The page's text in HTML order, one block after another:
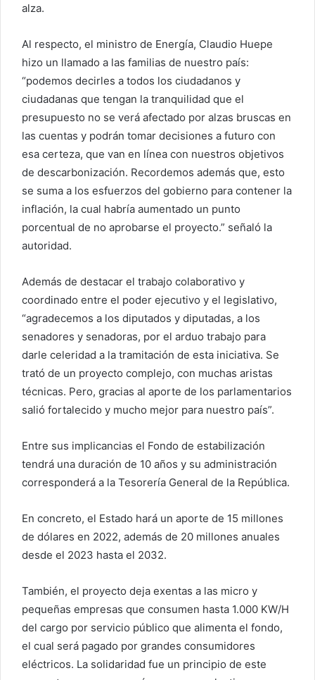
alza.
Al respecto, el ministro de Energía, Claudio Huepe
hizo un llamado a las familias de nuestro país:
“podemos decirles a todos los ciudadanos y
ciudadanas que tengan la tranquilidad que el
presupuesto no se verá afectado por alzas bruscas en
las cuentas y podrán tomar decisiones a futuro con
esa certeza, que van en línea con nuestros objetivos
de descarbonización. Recordemos además que, esto
se suma a los esfuerzos del gobierno para contener la
inflación, la cual habría aumentado un punto
porcentual de no aprobarse el proyecto.” señaló la
autoridad.
Además de destacar el trabajo colaborativo y
coordinado entre el poder ejecutivo y el legislativo,
“agradecemos a los diputados y diputadas, a los
senadores y senadoras, por el arduo trabajo para
darle celeridad a la tramitación de esta iniciativa. Se
trató de un proyecto complejo, con muchas aristas
técnicas. Pero, gracias al aporte de los parlamentarios
salió fortalecido y mucho mejor para nuestro país”.
Entre sus implicancias el Fondo de estabilización
tendrá una duración de 10 años y su administración
corresponderá a la Tesorería General de la República.
En concreto, el Estado hará un aporte de 15 millones
de dólares en 2022, además de 20 millones anuales
desde el 2023 hasta el 2032.
También, el proyecto deja exentas a las micro y
pequeñas empresas que consumen hasta 1.000 KW/H
del cargo por servicio público que alimenta el fondo,
el cual será pagado por grandes consumidores
eléctricos. La solidaridad fue un principio de este